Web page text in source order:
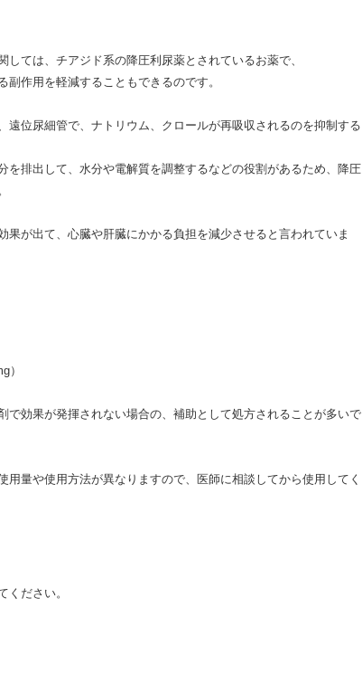
ては、チアジド系の降圧利尿薬とされているお薬で、
作用を軽減することもできるのです。
位尿細管で、ナトリウム、クロールが再吸収されるのを抑制する
排出して、水分や電解質を調整するなどの役割があるため、降圧
が出て、心臓や肝臓にかかる負担を減少させると言われていま
）
で効果が発揮されない場合の、補助として処方されることが多いで
用量や使用方法が異なりますので、医師に相談してから使用してく
ください。